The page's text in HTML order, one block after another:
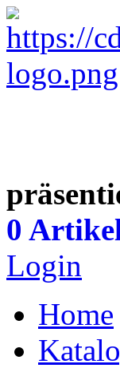
0
Login
Home